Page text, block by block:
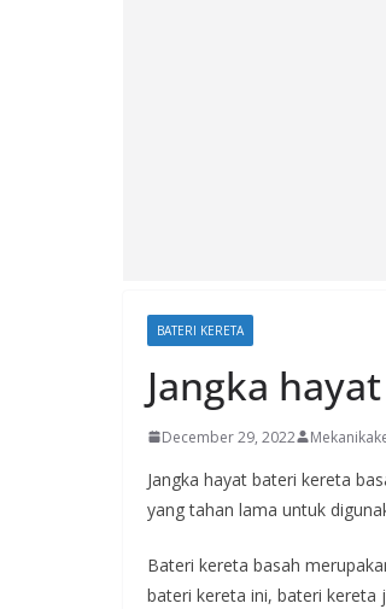
BATERI KERETA
Jangka
December 29, 2022
Jangka hayat bateri kereta
yang tahan lama untuk
Bateri kereta basah
bateri kereta ini, bateri kereta